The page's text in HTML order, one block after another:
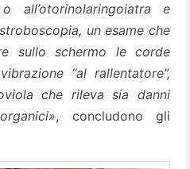
all’otorinolaringoiatra e
un esame che
sullo schermo le corde
“al rallentatore”,
che rileva sia danni
, concludono gli